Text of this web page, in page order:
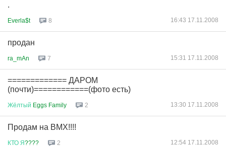
.
Everla$t 8 16:43 17.11.2008
продан
ra_mAn 7 15:31 17.11.2008
============= ДАРОМ
(почти)============(фото есть)
Жёлтый Eggs Family 2 13:30 17.11.2008
Продам на ВМХ!!!!
КТО Я???? 2 12:54 17.11.2008